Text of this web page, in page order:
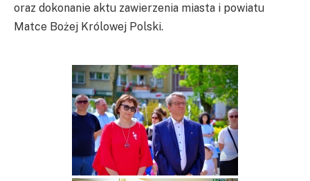
oraz dokonanie aktu zawierzenia miasta i powiatu
Matce Bożej Królowej Polski.